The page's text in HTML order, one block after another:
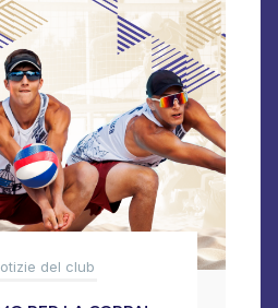
del club